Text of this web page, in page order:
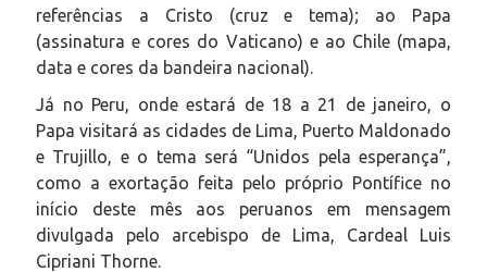
referências a Cristo (cruz e tema); ao Papa
(assinatura e cores do Vaticano) e ao Chile (mapa,
data e cores da bandeira nacional).
Já no Peru, onde estará de 18 a 21 de janeiro, o
Papa visitará as cidades de Lima, Puerto Maldonado
e Trujillo, e o tema será “Unidos pela esperança”,
como a exortação feita pelo próprio Pontífice no
início deste mês aos peruanos em mensagem
divulgada pelo arcebispo de Lima, Cardeal Luis
Cipriani Thorne.